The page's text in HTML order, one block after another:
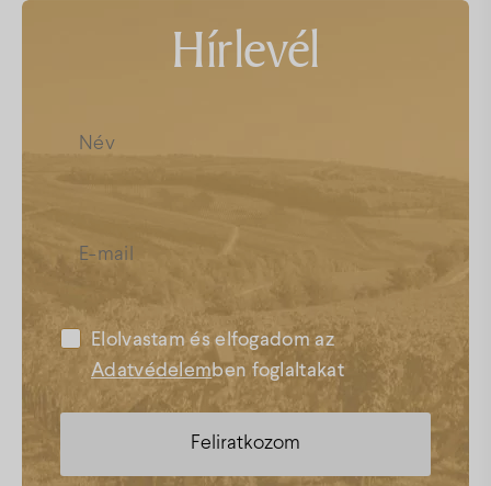
Hírlevél
Elolvastam és elfogadom az
Adatvédelem ben foglaltakat